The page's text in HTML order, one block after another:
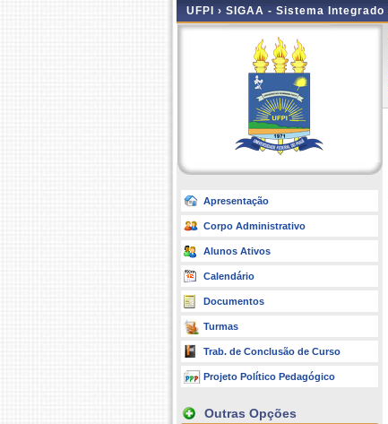
UFPI › SIGAA - Sistema
Apresentação
Corpo Administrativo
Alunos Ativos
Calendário
Documentos
Turmas
Trab. de Conclusão de Curso
Projeto Político Pedagógico
Outras Opções